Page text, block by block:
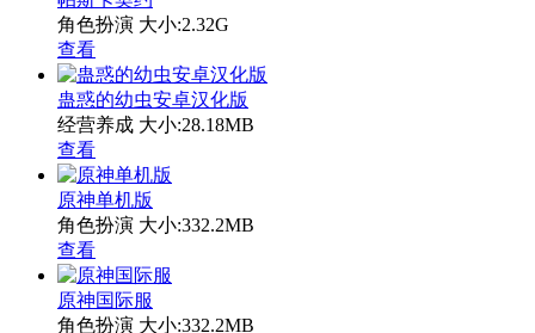
角色扮演 大小:2.32G
查看
蛊惑的幼虫安卓汉化版
经营养成 大小:28.18MB
查看
原神单机版
角色扮演 大小:332.2MB
查看
原神国际服
角色扮演 大小:332.2MB